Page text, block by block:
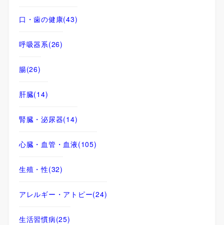
口・歯の健康(43)
呼吸器系(26)
腸(26)
肝臓(14)
腎臓・泌尿器(14)
心臓・血管・血液(105)
生殖・性(32)
アレルギー・アトピー(24)
生活習慣病(25)